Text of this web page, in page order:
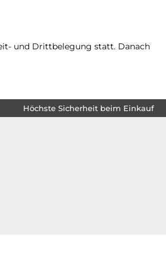
und Drittbelegung statt. Danach
Höchste Sicherheit beim Einkauf